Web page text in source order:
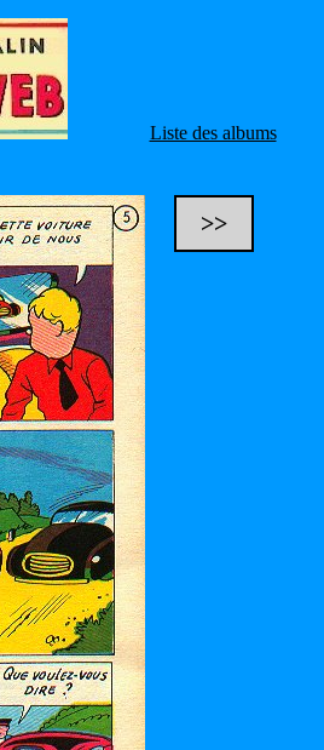
Liste des albums
>>